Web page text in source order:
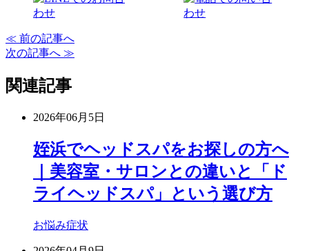
≪ 前の記事へ
次の記事へ ≫
関連記事
2026年06月5日
姪浜でヘッドスパをお探しの方へ
｜美容室・サロンとの違いと「ド
ライヘッドスパ」という選び方
お悩み症状